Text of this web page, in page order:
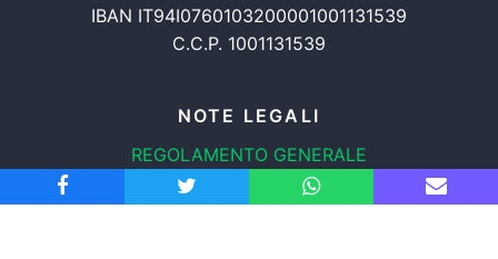
IBAN IT94I0760103200001001131539
C.C.P. 1001131539
NOTE LEGALI
REGOLAMENTO GENERALE
PROTEZIONE DATI
INFORMATIVA COOKIES